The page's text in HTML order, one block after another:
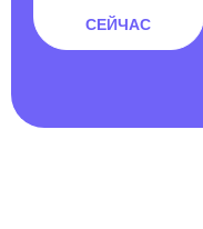
СЕЙЧАС